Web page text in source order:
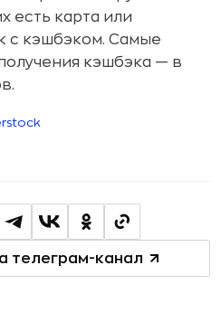
есть карта или
с кэшбэком. Самые
кэшбэка — в
телеграм-канал